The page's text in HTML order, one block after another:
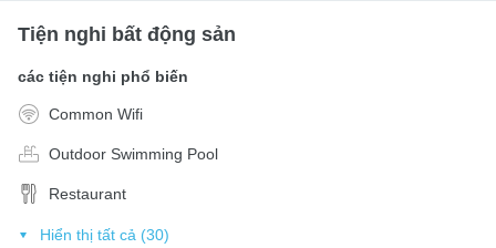
Tiện nghi bất động sản
các tiện nghi phổ biến
Common Wifi
Outdoor Swimming Pool
Restaurant
Hiển thị tất cả (30)